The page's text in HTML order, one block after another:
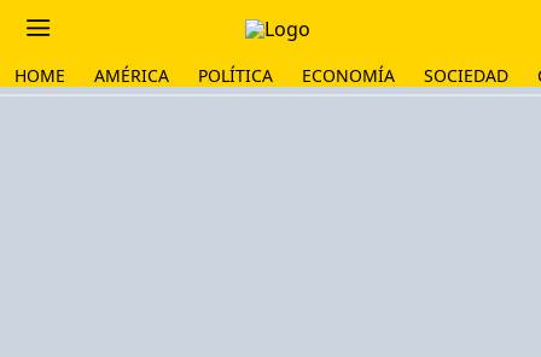
HOME AMÉRICA POLÍTICA ECONOMÍA SOCIEDAD